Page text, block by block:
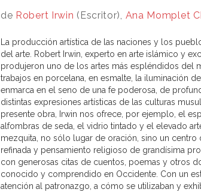
de Robert Irwin (Escritor), Ana Momplet
La producción artística de las naciones y los
del arte. Robert Irwin, experto en arte islámico y
produjeron uno de los artes más espléndidos del
trabajos en porcelana, en esmalte, la iluminación
enmarca en el seno de una fe poderosa, de
distintas expresiones artísticas de las culturas
presente obra, Irwin nos ofrece, por ejemplo, el
alfombras de seda, el vidrio tintado y el elevado
mezquita, no sólo lugar de oración, sino un
refinada y pensamiento religioso de grandísima
con generosas citas de cuentos, poemas y otros
conocido y comprendido en Occidente. Con un
atención al patronazgo, a cómo se utilizaban y